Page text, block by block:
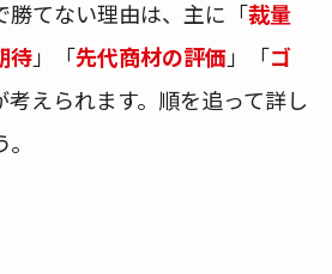
勝てない理由は、主に「裁量
待」「先代商材の評価」「ゴ
考えられます。順を追って詳し